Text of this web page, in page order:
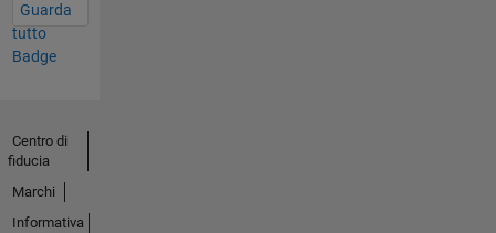
Guarda
tutto
Badge
Centro di
fiducia
Marchi
Informativa